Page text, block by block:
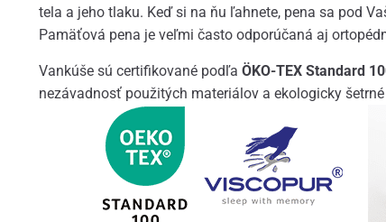
tela a jeho tlaku. Keď si na ňu ľahnete, pena sa pod
Pamäťová pena je veľmi často odporúčaná aj
Vankúše sú certifikované podľa ÖKO-TEXStandard
nezávadnosť použitých materiálov a ekologicky